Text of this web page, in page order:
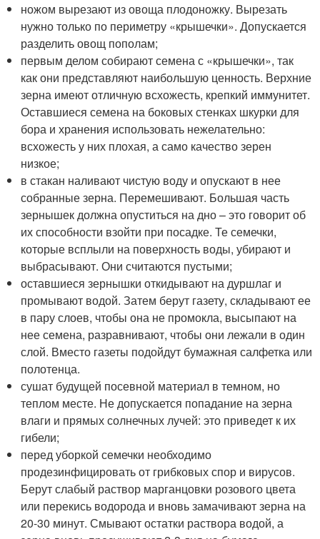
ножом вырезают из овоща плодоножку. Вырезать
нужно только по периметру «крышечки». Допускается
разделить овощ пополам;
первым делом собирают семена с «крышечки», так
как они представляют наибольшую ценность. Верхние
зерна имеют отличную всхожесть, крепкий иммунитет.
Оставшиеся семена на боковых стенках шкурки для
бора и хранения использовать нежелательно:
всхожесть у них плохая, а само качество зерен
низкое;
в стакан наливают чистую воду и опускают в нее
собранные зерна. Перемешивают. Большая часть
зернышек должна опуститься на дно – это говорит об
их способности взойти при посадке. Те семечки,
которые всплыли на поверхность воды, убирают и
выбрасывают. Они считаются пустыми;
оставшиеся зернышки откидывают на дуршлаг и
промывают водой. Затем берут газету, складывают ее
в пару слоев, чтобы она не промокла, высыпают на
нее семена, разравнивают, чтобы они лежали в один
слой. Вместо газеты подойдут бумажная салфетка или
полотенца.
сушат будущей посевной материал в темном, но
теплом месте. Не допускается попадание на зерна
влаги и прямых солнечных лучей: это приведет к их
гибели;
перед уборкой семечки необходимо
продезинфицировать от грибковых спор и вирусов.
Берут слабый раствор марганцовки розового цвета
или перекись водорода и вновь замачивают зерна на
20-30 минут. Смывают остатки раствора водой, а